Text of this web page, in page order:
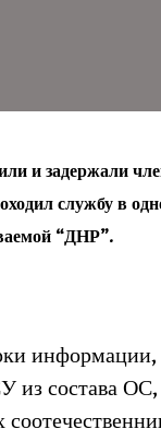
и задержали
службу в
“ДНР”.
из состава